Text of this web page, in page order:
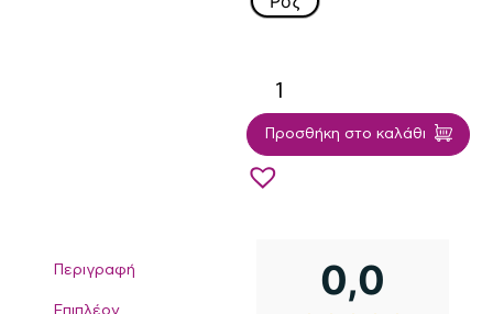
Προσθήκη στο καλάθι
0,0
Περιγραφή
Επιπλέον